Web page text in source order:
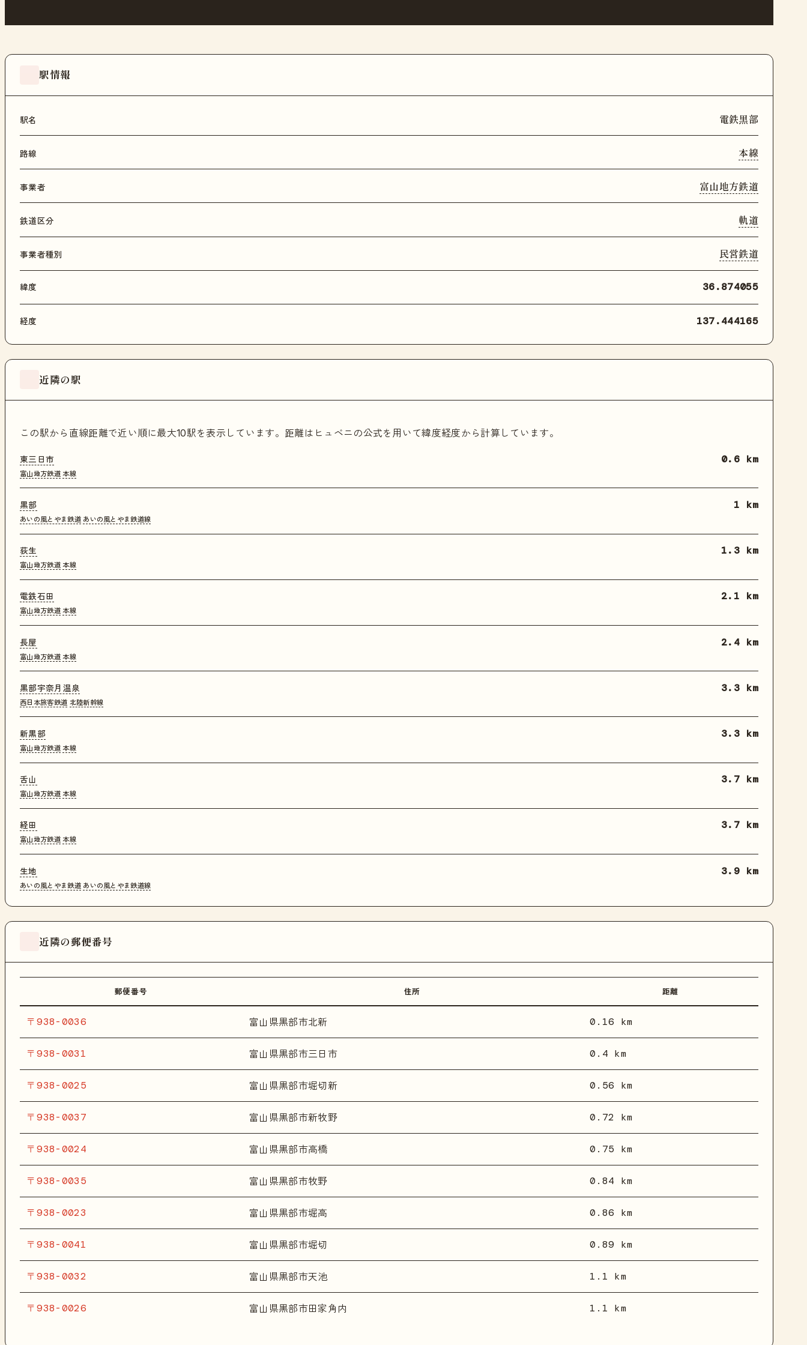
駅情報
駅名 電鉄黒部
路線 本線
事業者 富山地方鉄道
鉄道区分 軌道
事業者種別 民営鉄道
緯度 36.874055
経度 137.444165
近隣の駅
この駅から直線距離で近い順に最大10駅を表示しています。距離はヒュベニの公式を用いて緯度経度から計算しています。
東三日市
富山地方鉄道 本線
0.6 km
黒部
あいの風とやま鉄道 あいの風とやま鉄道線
1 km
荻生
富山地方鉄道 本線
1.3 km
電鉄石田
富山地方鉄道 本線
2.1 km
長屋
富山地方鉄道 本線
2.4 km
黒部宇奈月温泉
西日本旅客鉄道 北陸新幹線
3.3 km
新黒部
富山地方鉄道 本線
3.3 km
舌山
富山地方鉄道 本線
3.7 km
経田
富山地方鉄道 本線
3.7 km
生地
あいの風とやま鉄道 あいの風とやま鉄道線
3.9 km
近隣の郵便番号
郵便番号 住所 距離
〒938-0036 富山県黒部市北新 0.16 km
〒938-0031 富山県黒部市三日市 0.4 km
〒938-0025 富山県黒部市堀切新 0.56 km
〒938-0037 富山県黒部市新牧野 0.72 km
〒938-0024 富山県黒部市高橋 0.75 km
〒938-0035 富山県黒部市牧野 0.84 km
〒938-0023 富山県黒部市堀高 0.86 km
〒938-0041 富山県黒部市堀切 0.89 km
〒938-0032 富山県黒部市天池 1.1 km
〒938-0026 富山県黒部市田家角内 1.1 km